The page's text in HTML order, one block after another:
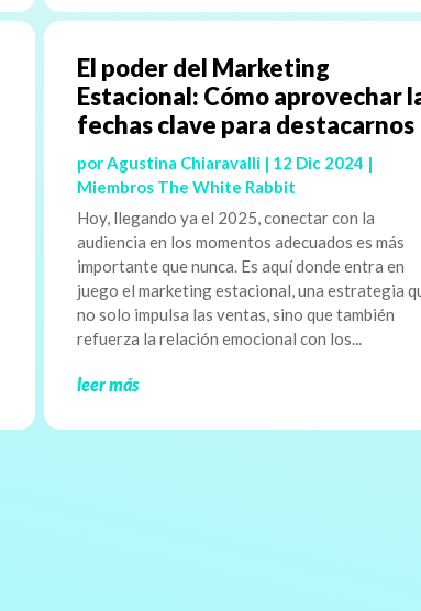
El poder del Marketing
Estacional: Cómo aprovechar
fechas clave para destacarnos
por Agustina Chiaravalli| 12 Dic 2024 |
Miembros The White Rabbit
Hoy, llegando ya el 2025, conectar con la
audiencia en los momentos adecuados es más
importante que nunca. Es aquí donde entra en
juego el marketing estacional, una estrategia
no solo impulsa las ventas, sino que también
refuerza la relación emocional con los...
leer más